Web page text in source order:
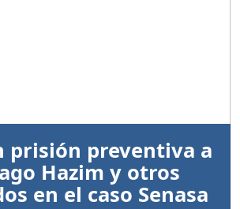
prisión preventiva a
Hazim y otros
en el caso Senasa